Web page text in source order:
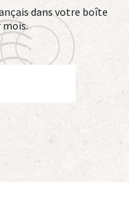
dans votre boîte
mois.